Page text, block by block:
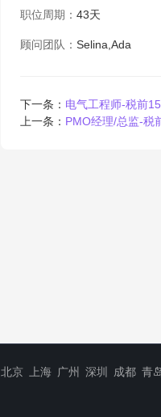
职位周期： 43天
顾问团队： Selina,Ada
下一条： 电气工程师-税前
上一条： PMO经理/总监-税
北京 上海 广州 深圳 成都 青